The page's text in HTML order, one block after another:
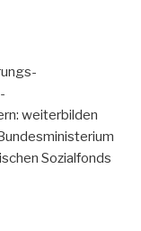
weiterbilden
Sozialfonds